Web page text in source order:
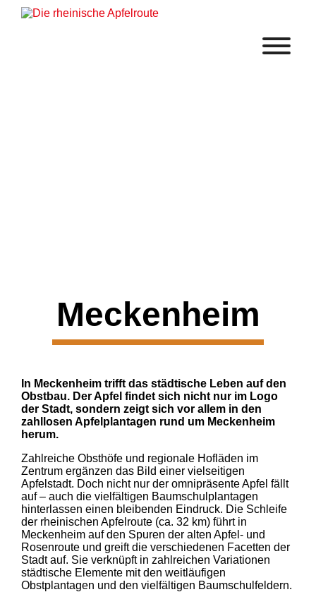
Meckenheim
In Meckenheim trifft das städtische Leben auf den
Obstbau. Der Apfel findet sich nicht nur im Logo
der Stadt, sondern zeigt sich vor allem in den
zahllosen Apfelplantagen rund um Meckenheim
herum.
Zahlreiche Obsthöfe und regionale Hofläden im
Zentrum ergänzen das Bild einer vielseitigen
Apfelstadt. Doch nicht nur der omnipräsente Apfel fällt
auf – auch die vielfältigen Baumschulplantagen
hinterlassen einen bleibenden Eindruck. Die Schleife
der rheinischen Apfelroute (ca. 32 km) führt in
Meckenheim auf den Spuren der alten Apfel- und
Rosenroute und greift die verschiedenen Facetten der
Stadt auf. Sie verknüpft in zahlreichen Variationen
städtische Elemente mit den weitläufigen
Obstplantagen und den vielfältigen Baumschulfeldern.